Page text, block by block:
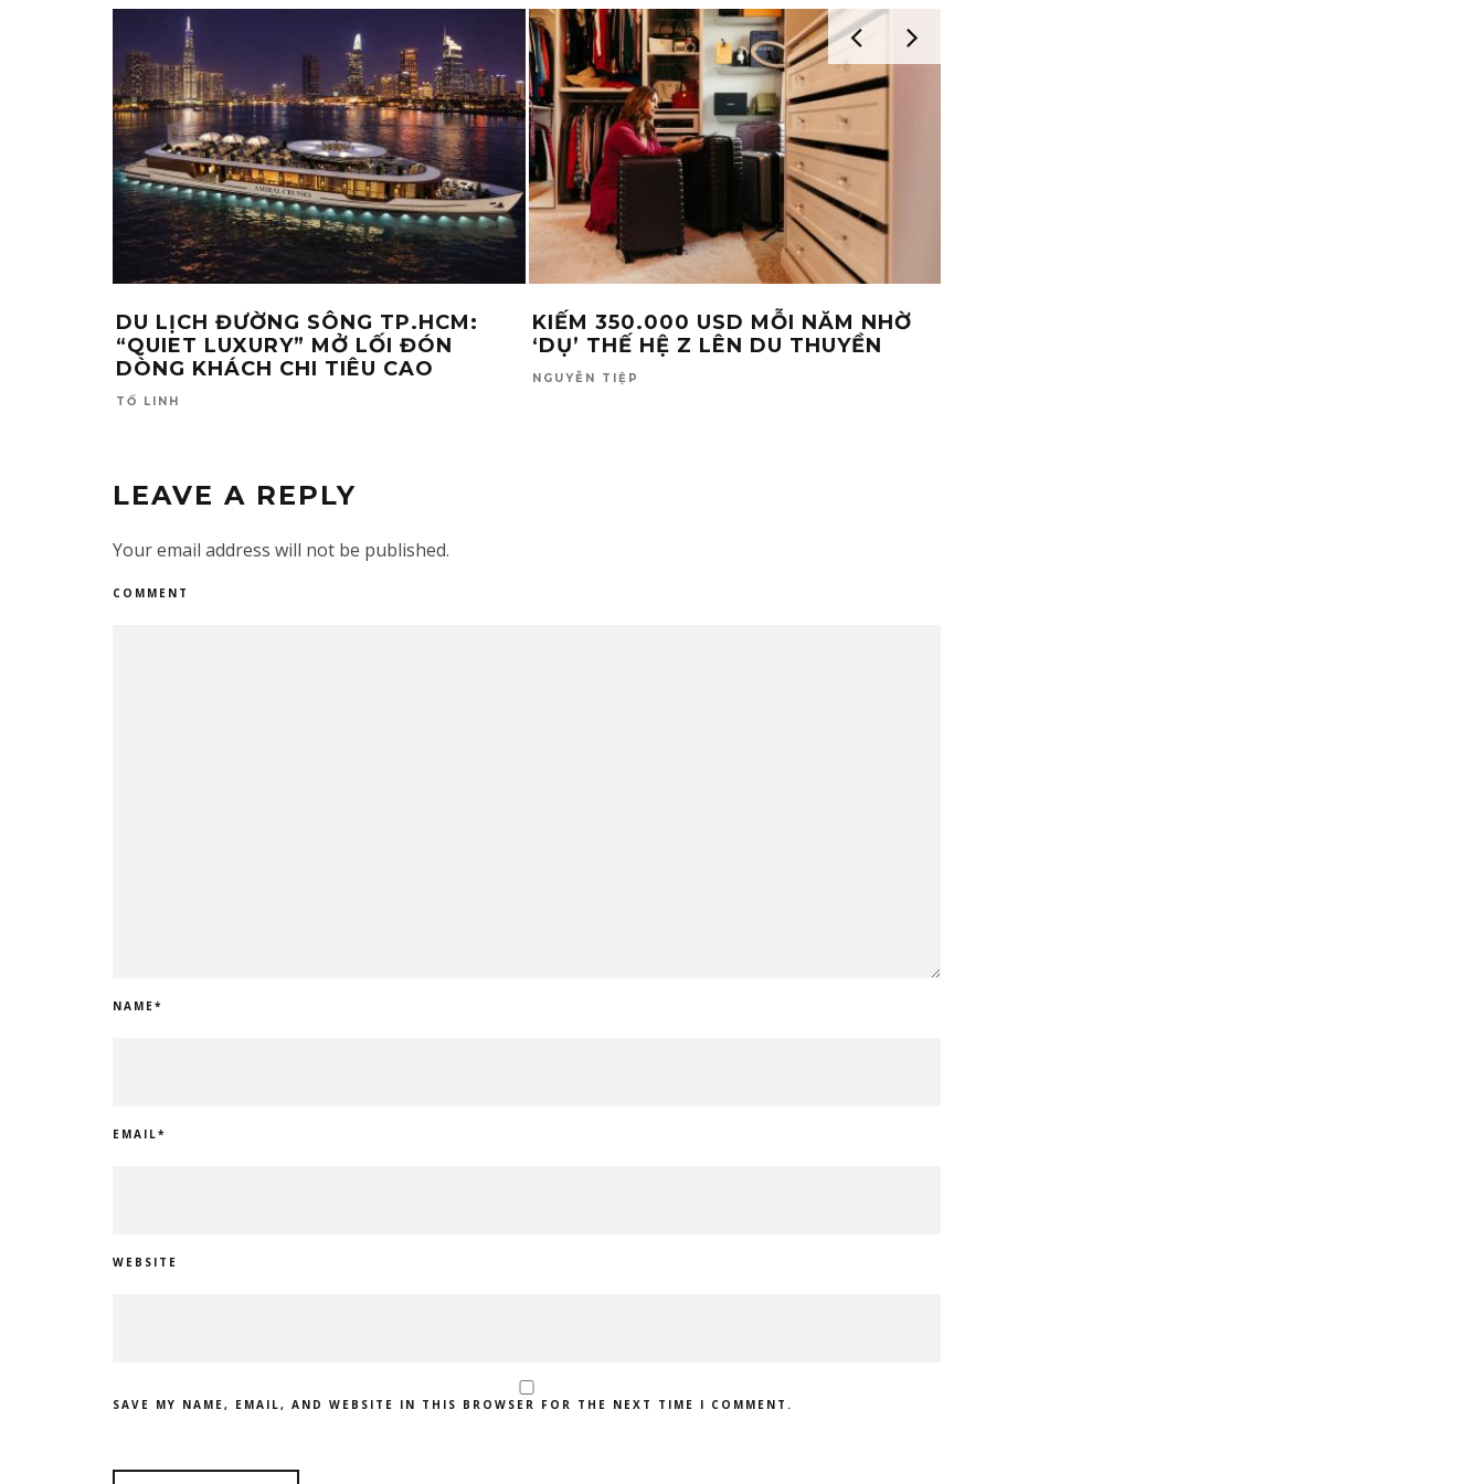
DU LỊCH ĐƯỜNG SÔNG TP.HCM:
“QUIET LUXURY” MỞ LỐI ĐÓN
DÒNG KHÁCH CHI TIÊU CAO
TỐ LINH
KIẾM 350.000 USD MỖI NĂM NHỜ
‘DỤ’ THẾ HỆ Z LÊN DU THUYỀN
NGUYỄN TIỆP
LEAVE A REPLY
Your email address will not be published.
COMMENT
NAME*
EMAIL*
WEBSITE
SAVE MY NAME, EMAIL, AND WEBSITE IN THIS BROWSER FOR THE NEXT TIME I COMMENT.